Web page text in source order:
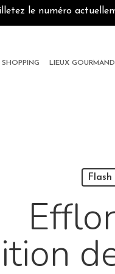
le numéro
SHOPPING LIEUX
Flash